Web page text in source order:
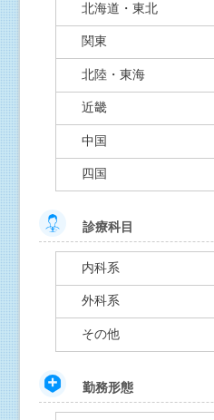
北海道・東北
関東
北陸・東海
近畿
中国
四国
診療科目
内科系
外科系
その他
勤務形態